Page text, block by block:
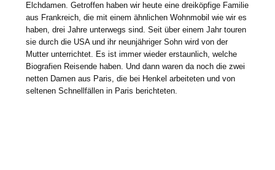
Elchdamen. Getroffen haben wir heute eine dreiköpfige Familie
aus Frankreich, die mit einem ähnlichen Wohnmobil wie wir es
haben, drei Jahre unterwegs sind. Seit über einem Jahr touren
sie durch die USA und ihr neunjähriger Sohn wird von der
Mutter unterrichtet. Es ist immer wieder erstaunlich, welche
Biografien Reisende haben. Und dann waren da noch die zwei
netten Damen aus Paris, die bei Henkel arbeiteten und von
seltenen Schnellfällen in Paris berichteten.